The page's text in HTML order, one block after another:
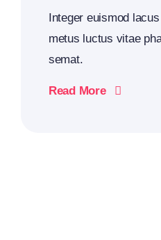
Integer euismod
metus luctus vitae
semat.
Read More